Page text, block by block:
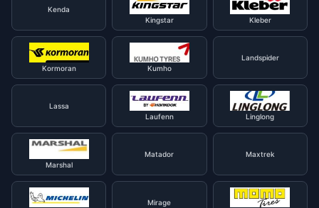
Kenda
Kingstar
Kleber
Kormoran Kumho
Landspider
Lassa
Laufenn
Linglong
Marshal
Matador Maxtrek
Mirage